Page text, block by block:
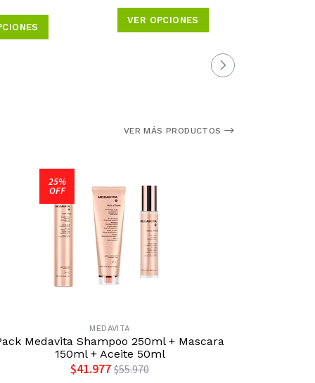
VER OPCIONES
VER MÁS PRODUCTOS
25%
OFF
MEDAVITA
Medavita Shampoo 250ml + Mascara
150ml + Aceite 50ml
$41.977 $55.970